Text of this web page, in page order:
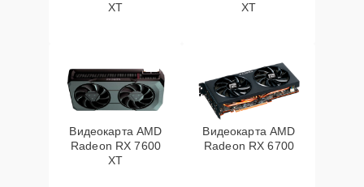
XT
XT
Видеокарта AMD
Radeon RX 7600
XT
Видеокарта AMD
Radeon RX 6700